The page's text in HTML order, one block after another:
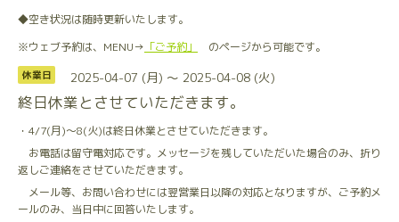
◆空き状況は随時更新いたします。
※ウェブ予約は、MENU→ 「ご予約」 のページから可能です。
休業日 2025-04-07 (月) ～ 2025-04-08 (火)
終日休業とさせていただきます。
・4/7(月)〜8(火)は終日休業とさせていただきます。
お電話は留守電対応です。メッセージを残していただいた場合のみ、折り
返しご連絡をさせていただきます。
メール等、お問い合わせには翌営業日以降の対応となりますが、ご予約メ
ールのみ、当日中に回答いたします。